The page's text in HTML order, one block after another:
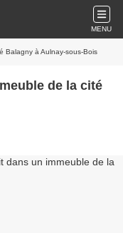
MENU
Balagny à Aulnay-sous-Bois
de la cité